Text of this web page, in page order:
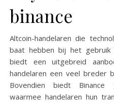
binance
Altcoin-handelaren die
baat hebben bij het gebruik
biedt een uitgebreid
handelaren een veel breder
Bovendien biedt Binance
waarmee handelaren hun